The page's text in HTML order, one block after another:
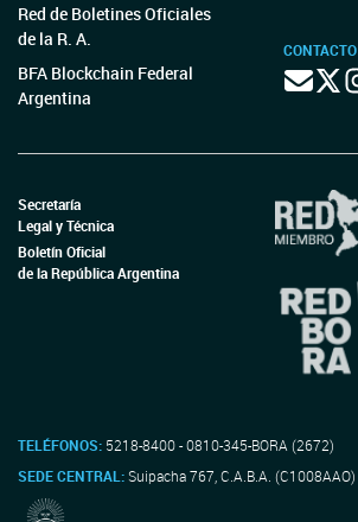
Red de Boletines Oficiales
de la R. A.
BFA Blockchain Federal
Argentina
CONTACTO
Secretaría
Legal y Técnica
Boletín Oficial
de la República Argentina
TELÉFONOS: 5218-8400 - 0810-345-BORA (2672)
SEDE CENTRAL:Suipacha 767, C.A.B.A. (C1008AAO)